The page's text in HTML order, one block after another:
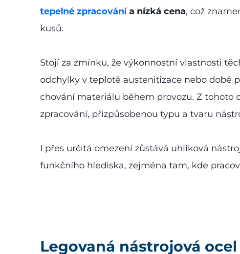
tepelné zpracovánía nízká cena, což
kusů.
Stojí za zmínku, že výkonnostní vlastnosti
odchylky v teplotě austenitizace nebo době
chování materiálu během provozu. Z tohoto
zpracování, přizpůsobenou typu a tvaru
I přes určitá omezení zůstává uhlíková
funkčního hlediska, zejména tam, kde
Legovaná nástrojová